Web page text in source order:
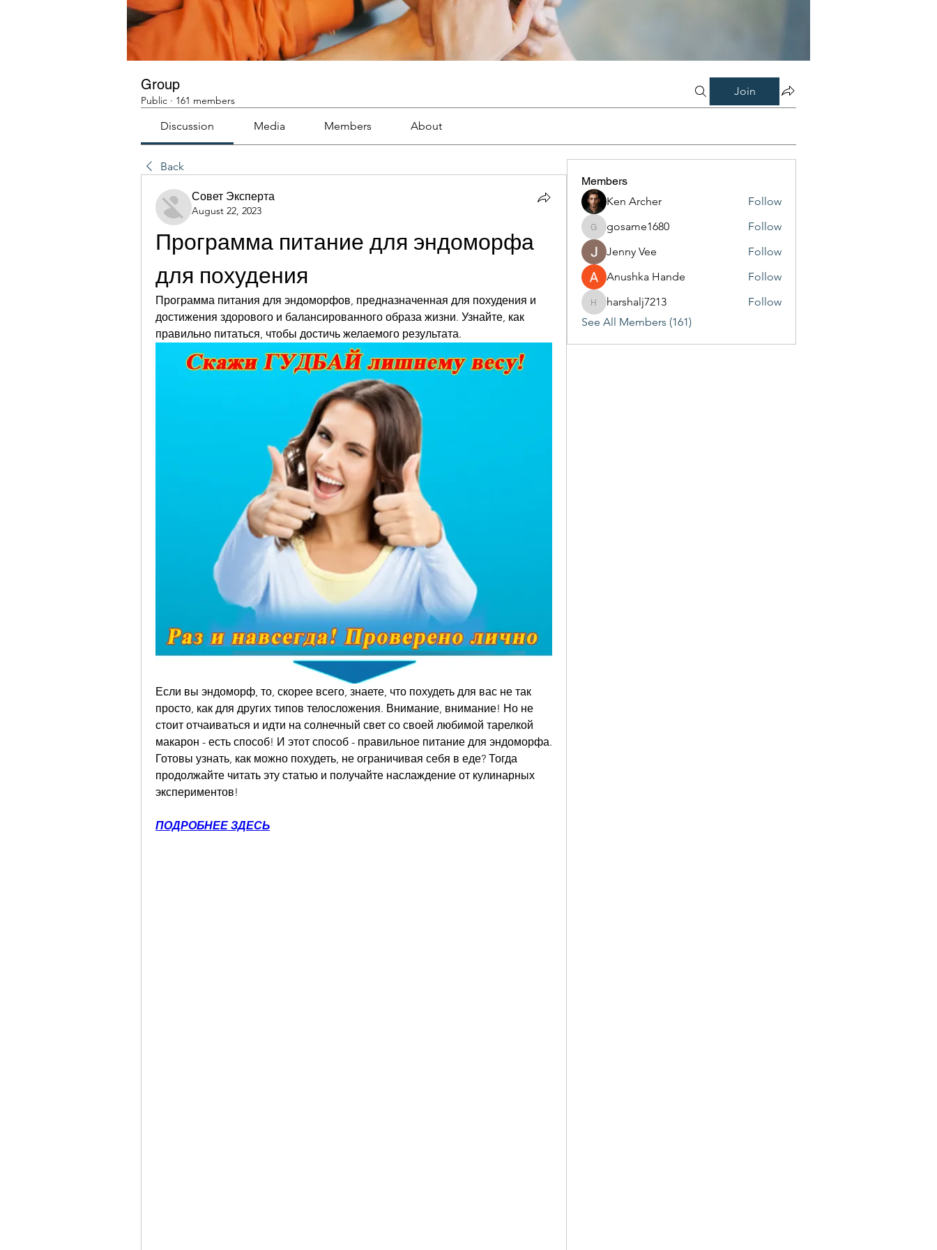
Group
Public · 161 members
Join
Discussion Media Members About
Back
Совет Эксперта
August 22, 2023
Программа питание для эндоморфа
для похудения
Программа питания для эндоморфов, предназначенная для похудения и
достижения здорового и балансированного образа жизни. Узнайте, как
правильно питаться, чтобы достичь желаемого результата.
Если вы эндоморф, то, скорее всего, знаете, что похудеть для вас не так
просто, как для других типов телосложения. Внимание, внимание! Но не
стоит отчаиваться и идти на солнечный свет со своей любимой тарелкой
макарон - есть способ! И этот способ - правильное питание для эндоморфа.
Готовы узнать, как можно похудеть, не ограничивая себя в еде? Тогда
продолжайте читать эту статью и получайте наслаждение от кулинарных
экспериментов!
ПОДРОБНЕЕ ЗДЕСЬ
Members
Ken Archer
Follow
gosame1680
gosame1680
Follow
Jenny Vee
Follow
Anushka Hande
Follow
harshalj7213
harshalj7213
Follow
See All Members (161)